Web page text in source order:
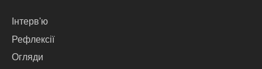
Інтерв'ю
Рефлексії
Огляди